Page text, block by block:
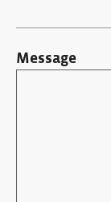
Message